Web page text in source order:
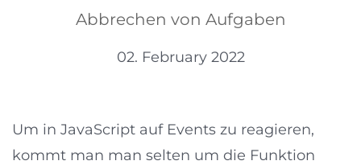
Abbrechen von Aufgaben
02. February 2022
Um in JavaScript auf Events zu reagieren,
kommt man man selten um die Funktion